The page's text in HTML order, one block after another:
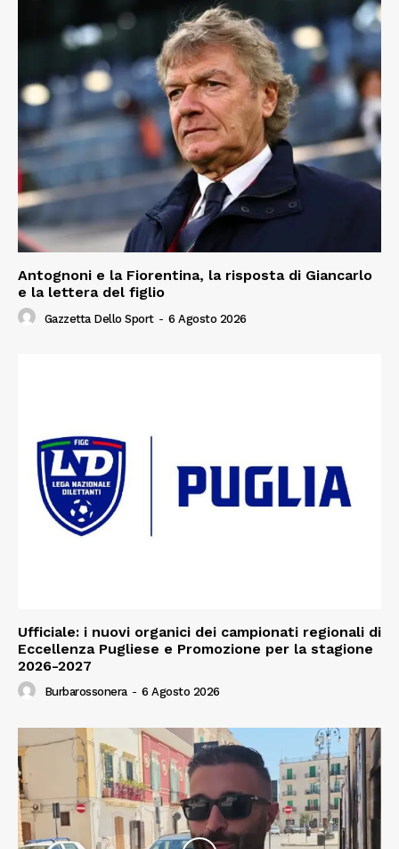
Antognoni e la Fiorentina, la risposta di Giancarlo
e la lettera del figlio
Gazzetta Dello Sport - 6 Agosto 2026
Ufficiale: i nuovi organici dei campionati regionali di
Eccellenza Pugliese e Promozione per la stagione
2026-2027
Burbarossonera - 6 Agosto 2026